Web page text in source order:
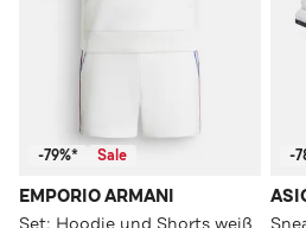
-79%* Sale
EMPORIO ARMANI
Set: Hoodie und Shorts weiß
-